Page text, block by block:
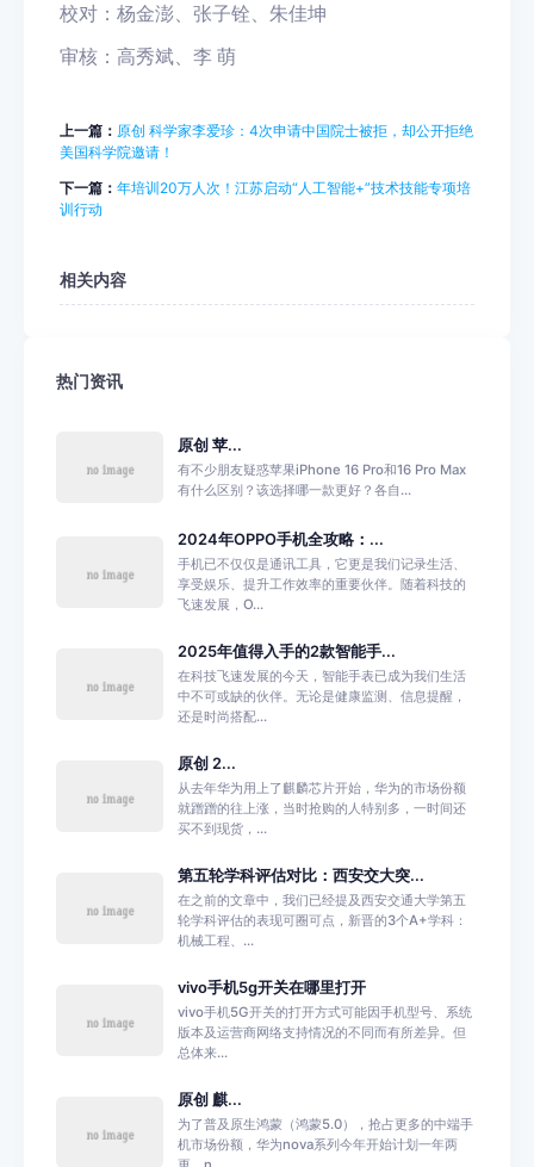
校对：杨金澎、 张子铨、 朱佳坤
审核：高秀斌、李 萌
上一篇： 原创 科学家李爱珍：4次申请中国院士被拒，却公开拒绝
美国科学院邀请！
下一篇： 年培训20万人次！江苏启动“人工智能+”技术技能专项培
训行动
相关内容
热门资讯
原创 苹...
有不少朋友疑惑苹果iPhone 16 Pro和16 Pro Max
有什么区别？该选择哪一款更好？各自...
2024年OPPO手机全攻略：...
手机已不仅仅是通讯工具，它更是我们记录生活、
享受娱乐、提升工作效率的重要伙伴。随着科技的
飞速发展，O...
2025年值得入手的2款智能手...
在科技飞速发展的今天，智能手表已成为我们生活
中不可或缺的伙伴。无论是健康监测、信息提醒，
还是时尚搭配...
原创 2...
从去年华为用上了麒麟芯片开始，华为的市场份额
就蹭蹭的往上涨，当时抢购的人特别多，一时间还
买不到现货，...
第五轮学科评估对比：西安交大突...
在之前的文章中，我们已经提及西安交通大学第五
轮学科评估的表现可圈可点，新晋的3个A+学科：
机械工程、...
vivo手机5g开关在哪里打开
vivo手机5G开关的打开方式可能因手机型号、系统
版本及运营商网络支持情况的不同而有所差异。但
总体来...
原创 麒...
为了普及原生鸿蒙（鸿蒙5.0），抢占更多的中端手
机市场份额，华为nova系列今年开始计划一年两